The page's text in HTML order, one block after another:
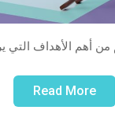
من أهم الأهداف التي
Read More